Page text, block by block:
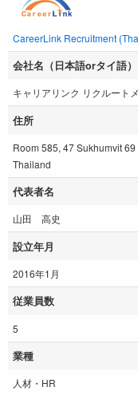
CareerLink Recruitment
会社名（日本語orタイ語）
キャリアリンク リクルート
住所
Room 585, 47 Sukhumvit
Thailand
代表者名
山田 高史
設立年月
2016年1月
従業員数
5
業種
人材・HR